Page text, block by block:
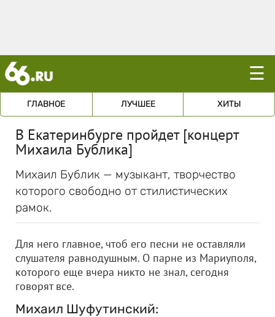
☰
ГЛАВНОЕ ЛУЧШЕЕ ХИТЫ
В Екатеринбурге пройдет [концерт
Михаила Бублика]
Михаил Бублик — музыкант, творчество
которого свободно от стилистических
рамок.
Для него главное, чтоб его песни не оставляли
слушателя равнодушным. О парне из Мариуполя,
которого еще вчера никто не знал, сегодня
говорят все.
Михаил Шуфутинский: